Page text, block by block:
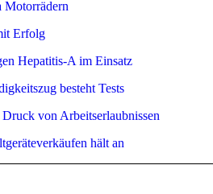
Motorrädern
Erfolg
Hepatitis-A im Einsatz
besteht Tests
von Arbeitserlaubnissen
hält an